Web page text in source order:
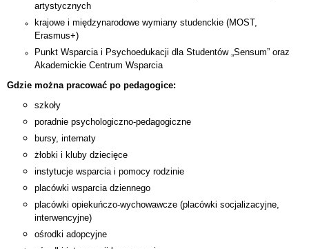
artystycznych
krajowe i międzynarodowe wymiany studenckie (MOST,
Erasmus+)
Punkt Wsparcia i Psychoedukacji dla Studentów „Sensum” oraz
Akademickie Centrum Wsparcia
Gdzie można pracować po pedagogice:
szkoły
poradnie psychologiczno-pedagogiczne
bursy, internaty
żłobki i kluby dziecięce
instytucje wsparcia i pomocy rodzinie
placówki wsparcia dziennego
placówki opiekuńczo-wychowawcze (placówki socjalizacyjne,
interwencyjne)
ośrodki adopcyjne